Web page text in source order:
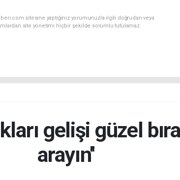
sitesine yaptığınız yorumunuzla ilgili doğrudan veya
site yönetimi hiçbir şekilde sorumlu tutulamaz.
gelişi güzel
arayın''